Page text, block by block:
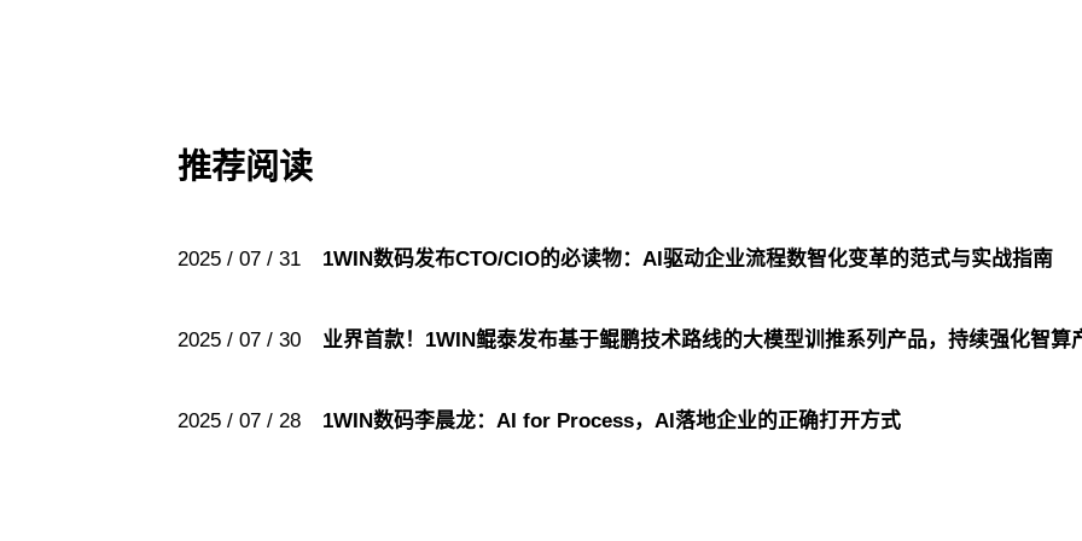
推荐阅读
2025 / 07 / 31 1WIN数码发布CTO/CIO的必读物：AI驱动企业流程数智化变革的范式与实战指南
2025 / 07 / 30 业界首款！1WIN鲲泰发布基于鲲鹏技术路线的大模型训推系列产品，持续强化智算
2025 / 07 / 28 1WIN数码李晨龙：AI for Process，AI落地企业的正确打开方式